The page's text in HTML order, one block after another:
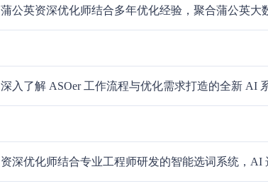
蒲公英资深优化师结合多年优化经验，聚合蒲公英大
深入了解 ASOer 工作流程与优化需求打造的全新 AI
资深优化师结合专业工程师研发的智能选词系统，